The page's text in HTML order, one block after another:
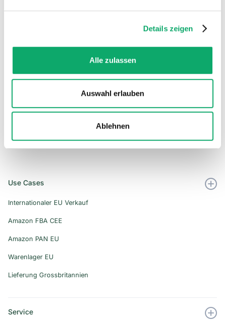
Details zeigen
Alle zulassen
Auswahl erlauben
Ablehnen
Kai Lindemann
Kalitec
Use Cases
Internationaler EU Verkauf
Amazon FBA CEE
Amazon PAN EU
Warenlager EU
Lieferung Grossbritannien
Service